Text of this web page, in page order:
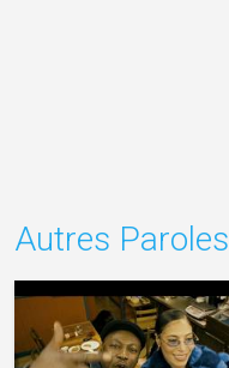
Autres Paroles